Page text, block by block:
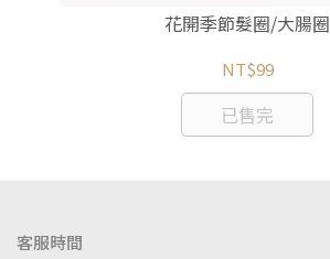
花開季節髮圈/大腸圈
NT$99
已售完
客服時間